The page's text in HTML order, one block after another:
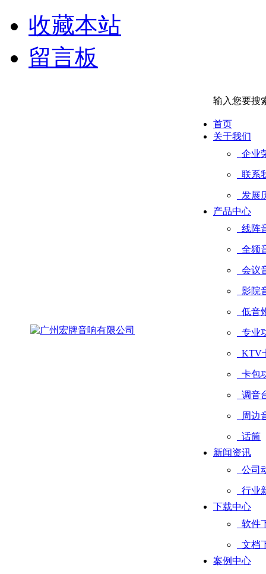
收藏本站
留言板
输入您要搜
首页
关于我们
企业
联系
发展
产品中心
线阵
全频
会议
影院
低音
专业
KTV
卡包
调音
周边
话筒
新闻资讯
公司
行业
下载中心
软件
文档
案例中心